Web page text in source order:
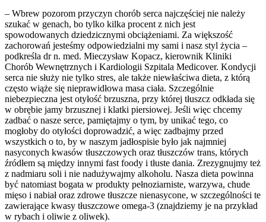
– Wbrew pozorom przyczyn chorób serca najczęściej nie należy
szukać w genach, bo tylko kilka procent z nich jest
spowodowanych dziedzicznymi obciążeniami. Za większość
zachorowań jesteśmy odpowiedzialni my sami i nasz styl życia –
podkreśla dr n. med. Mieczysław Kopacz, kierownik Kliniki
Chorób Wewnętrznych i Kardiologii Szpitala Medicover. Kondycji
serca nie służy nie tylko stres, ale także niewłaściwa dieta, z którą
często wiąże się nieprawidłowa masa ciała. Szczególnie
niebezpieczna jest otyłość brzuszna, przy której tłuszcz odkłada się
w obrębie jamy brzusznej i klatki piersiowej. Jeśli więc chcemy
zadbać o nasze serce, pamiętajmy o tym, by unikać tego, co
mogłoby do otyłości doprowadzić, a więc zadbajmy przed
wszystkich o to, by w naszym jadłospisie było jak najmniej
nasyconych kwasów tłuszczowych oraz tłuszczów trans, których
źródłem są między innymi fast foody i tłuste dania. Zrezygnujmy też
z nadmiaru soli i nie nadużywajmy alkoholu. Nasza dieta powinna
być natomiast bogata w produkty pełnoziarniste, warzywa, chude
mięso i nabiał oraz zdrowe tłuszcze nienasycone, w szczególności te
zawierające kwasy tłuszczowe omega-3 (znajdziemy je na przykład
w rybach i oliwie z oliwek).